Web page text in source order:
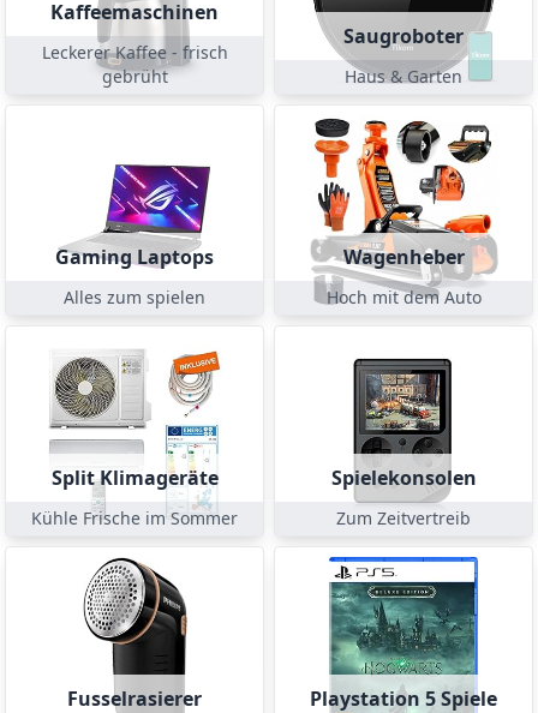
Kaffeemaschinen
Leckerer Kaffee - frisch
gebrüht
Saugroboter
Haus & Garten
Gaming Laptops
Alles zum spielen
Wagenheber
Hoch mit dem Auto
Split Klimageräte
Kühle Frische im Sommer
Spielekonsolen
Zum Zeitvertreib
Fusselrasierer Playstation 5 Spiele